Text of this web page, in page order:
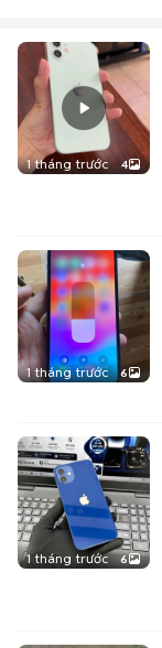
1 tháng trước 4
1 tháng trước 6
1 tháng trước 6